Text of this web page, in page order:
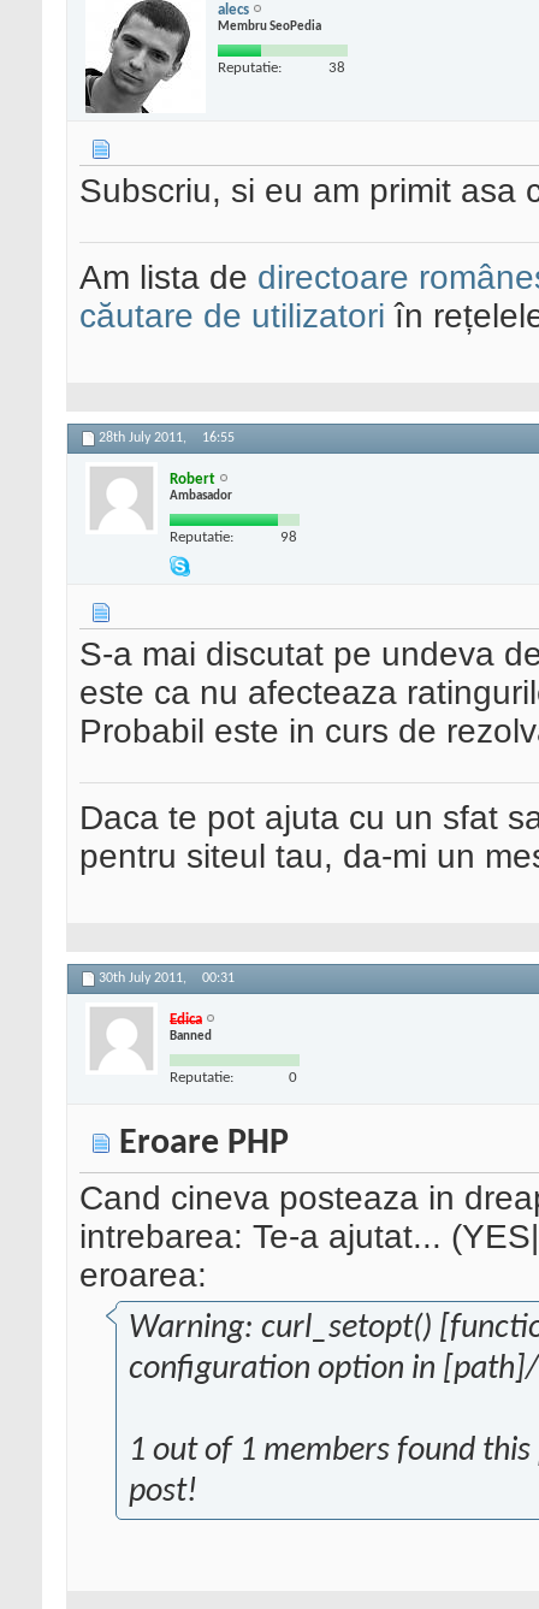
alecs
Membru SeoPedia
Reputatie: 38
Subscriu, si eu am primit asa
Am lista de directoare
căutare de utilizatori în
28th July 2011, 16:55
Robert
Ambasador
Reputatie: 98
S-a mai discutat pe undeva
este ca nu afecteaza
Probabil este in curs de
Daca te pot ajuta cu un sfat
pentru siteul tau, da-mi un
30th July 2011, 00:31
Edica
Banned
Reputatie: 0
Eroare PHP
Cand cineva posteaza in
intrebarea: Te-a ajutat...
eroarea:
Warning: curl_setopt()
configuration option in
1 out of 1 members found
post!